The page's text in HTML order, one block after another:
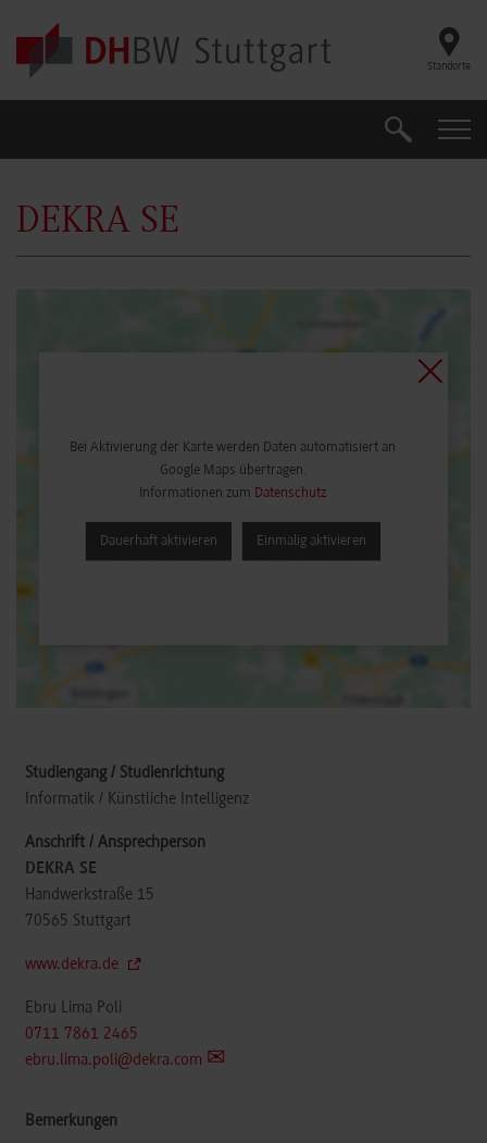
Skip to main content
Standorte
Suche
DEKRA SE
Bei Aktivierung der Karte werden Daten automatisiert an
Google Maps übertragen.
Informationen zum Datenschutz
Dauerhaft aktivieren Einmalig aktivieren
Informatik / Künstliche Intelligenz
DEKRA SE
Handwerkstraße 15
70565 Stuttgart
www.dekra.de
Ebru Lima Poli
0711 7861 2465
ebru.lima.poli@dekra.com